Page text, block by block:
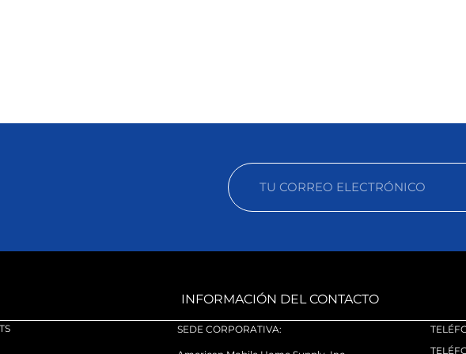
INFORMACIÓN DEL CONTACTO
SEDE CORPORATIVA: